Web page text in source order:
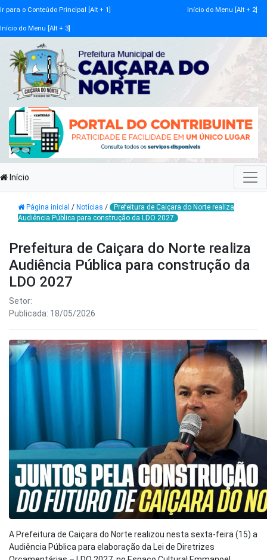
Ir para o Conteúdo Principal [Alt + 1] Início do Menu [Alt + 2]
Início do Menu [Alt + 3]
Início
Página inicial / Notícias /
Prefeitura de Caiçara do Norte realiza
Audiência Pública para construção da LDO 2027
Prefeitura de Caiçara do Norte realiza
Audiência Pública para construção da
LDO 2027
Setor:
Publicada: 18/05/2026
A Prefeitura de Caiçara do Norte realizou nesta sexta-feira (15) a
Audiência Pública para elaboração da Lei de Diretrizes